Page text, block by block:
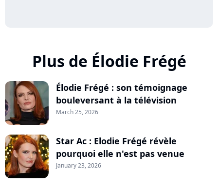
Plus de Élodie Frégé
Élodie Frégé : son témoignage
bouleversant à la télévision
March 25, 2026
Star Ac : Elodie Frégé révèle
pourquoi elle n'est pas venue
January 23, 2026